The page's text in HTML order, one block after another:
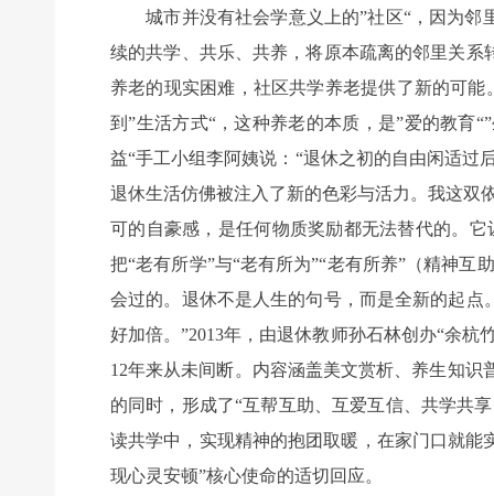
城市并没有社会学意义上的”社区“，因为邻
续的共学、共乐、共养，将原本疏离的邻里关
养老的现实困难，社区共学养老提供了新的可
到”生活方式“，这种养老的本质，是”爱的教育
益“手工小组李阿姨说：“退休之初的自由闲适过
退休生活仿佛被注入了新的色彩与活力。我这双
可的自豪感，是任何物质奖励都无法替代的。
把“老有所学”与“老有所为”“老有所养”（精神
会过的。退休不是人生的句号，而是全新的起
好加倍。”2013年，由退休教师孙石林创办“余
12年来从未间断。内容涵盖美文赏析、养生知
的同时，形成了“互帮互助、互爱互信、共学共
读共学中，实现精神的抱团取暖，在家门口就能
现心灵安顿”核心使命的适切回应。